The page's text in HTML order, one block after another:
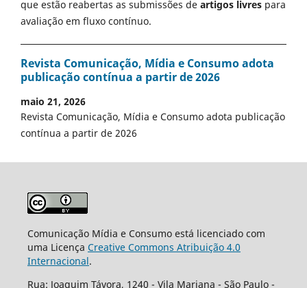
que estão reabertas as submissões de artigos livres para
avaliação em fluxo contínuo.
Revista Comunicação, Mídia e Consumo adota
publicação contínua a partir de 2026
maio 21, 2026
Revista Comunicação, Mídia e Consumo adota publicação
contínua a partir de 2026
Comunicação Mídia e Consumo está licenciado com
uma Licença Creative Commons Atribuição 4.0
Internacional.
Rua: Joaquim Távora, 1240 - Vila Mariana - São Paulo -